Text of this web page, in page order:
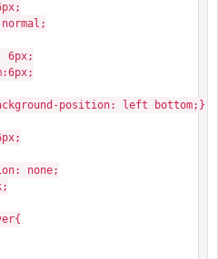
6px;
position: left bottom;}
none;